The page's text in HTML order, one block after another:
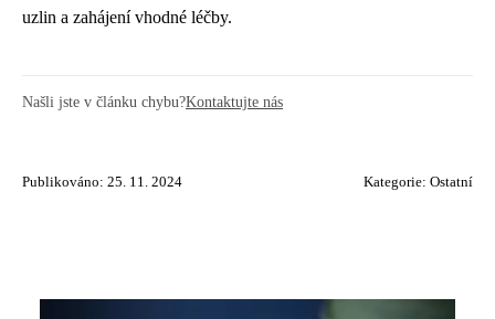
uzlin a zahájení vhodné léčby.
Našli jste v článku chybu?Kontaktujte nás
Publikováno: 25. 11. 2024 Kategorie: Ostatní